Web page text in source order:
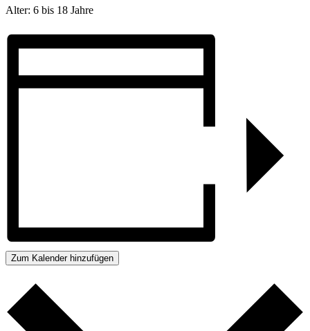
Alter: 6 bis 18 Jahre
Zum Kalender hinzufügen